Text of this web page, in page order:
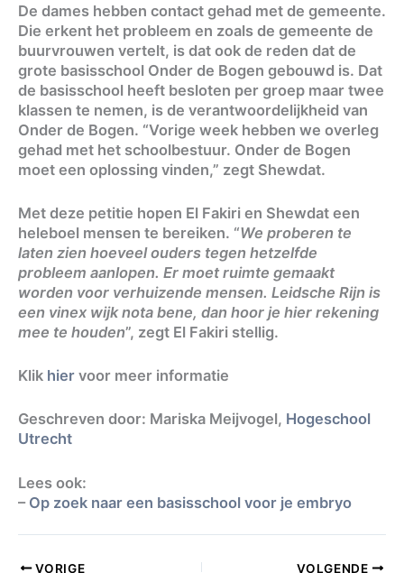
De dames hebben contact gehad met de gemeente.
Die erkent het probleem en zoals de gemeente de
buurvrouwen vertelt, is dat ook de reden dat de
grote basisschool Onder de Bogen gebouwd is. Dat
de basisschool heeft besloten per groep maar twee
klassen te nemen, is de verantwoordelijkheid van
Onder de Bogen. “Vorige week hebben we overleg
gehad met het schoolbestuur. Onder de Bogen
moet een oplossing vinden,” zegt Shewdat.
Met deze petitie hopen El Fakiri en Shewdat een
heleboel mensen te bereiken. “We proberen te
laten zien hoeveel ouders tegen hetzelfde
probleem aanlopen. Er moet ruimte gemaakt
worden voor verhuizende mensen. Leidsche Rijn is
een vinex wijk nota bene, dan hoor je hier rekening
mee te houden”, zegt El Fakiri stellig.
Klik hier voor meer informatie
Geschreven door: Mariska Meijvogel, Hogeschool
Utrecht
Lees ook:
– Op zoek naar een basisschool voor je embryo
VORIGE VOLGENDE